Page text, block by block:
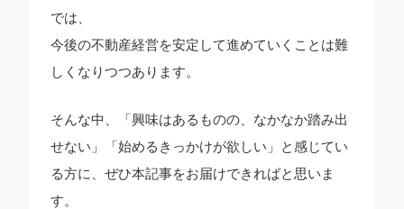
では、
今後の不動産経営を安定して進めていくことは難
しくなりつつあります。
そんな中、「興味はあるものの、なかなか踏み出
せない」「始めるきっかけが欲しい」と感じてい
る方に、ぜひ本記事をお届けできればと思いま
す。